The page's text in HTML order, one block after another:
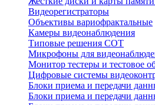
Видеорегистраторы
Объективы вариофрактальные
Камеры видеонаблюдения
Типовые решения СОТ
Микрофоны для
Монитор тестеры и тестовое
Цифровые системы
Блоки приема и передачи
Блоки приема и передачи